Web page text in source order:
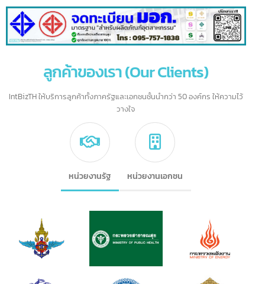
intBizTH ชิปปิ้งจีน 095-757-1838
ลูกค้าของเรา (Our Clients)
IntBizTH ให้บริการลูกค้าทั้งภาครัฐและเอกชนชั้นนำกว่า 50 องค์กร ให้ความไว้
วางใจ